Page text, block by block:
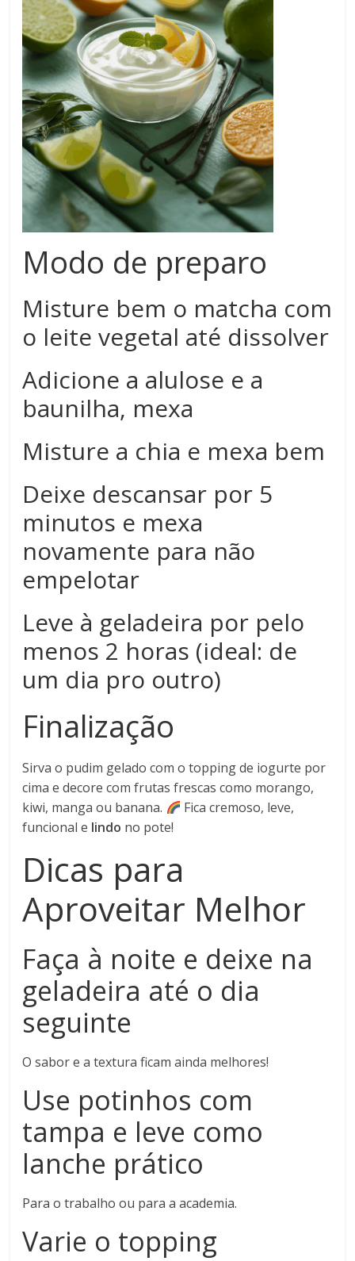
Modo de preparo
Misture bem o matcha com
o leite vegetal até dissolver
Adicione a alulose e a
baunilha, mexa
Misture a chia e mexa bem
Deixe descansar por 5
minutos e mexa
novamente para não
empelotar
Leve à geladeira por pelo
menos 2 horas (ideal: de
um dia pro outro)
Finalização
Sirva o pudim gelado com o topping de iogurte por
cima e decore com frutas frescas como morango,
kiwi, manga ou banana.
Fica cremoso, leve,
funcional e lindo no pote!
Dicas para
Aproveitar Melhor
Faça à noite e deixe na
geladeira até o dia
seguinte
O sabor e a textura ficam ainda melhores!
Use potinhos com
tampa e leve como
lanche prático
Para o trabalho ou para a academia.
Varie o topping